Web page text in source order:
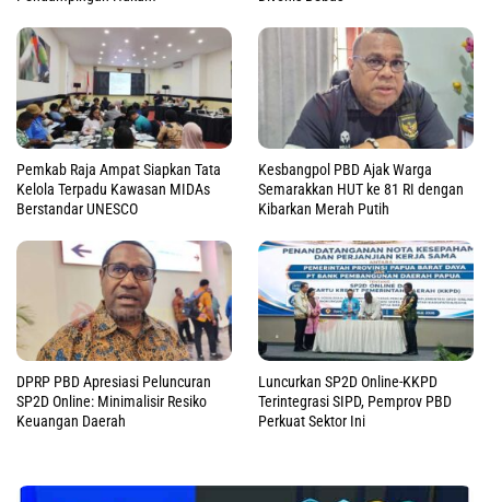
Pemkab Raja Ampat Siapkan Tata
Kelola Terpadu Kawasan MIDAs
Berstandar UNESCO
Kesbangpol PBD Ajak Warga
Semarakkan HUT ke 81 RI dengan
Kibarkan Merah Putih
DPRP PBD Apresiasi Peluncuran
SP2D Online: Minimalisir Resiko
Keuangan Daerah
Luncurkan SP2D Online-KKPD
Terintegrasi SIPD, Pemprov PBD
Perkuat Sektor Ini